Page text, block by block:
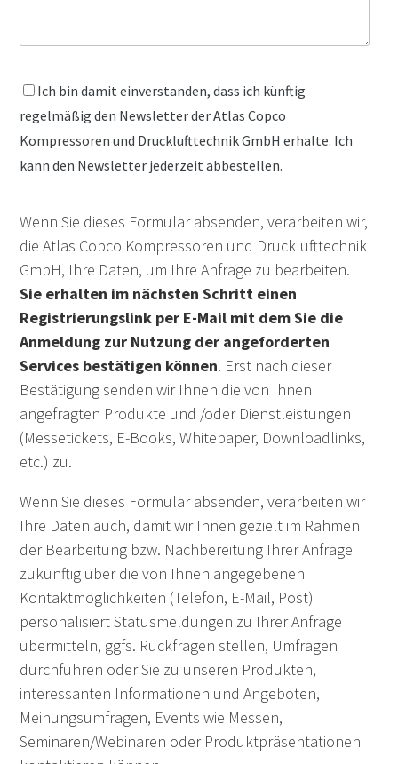
Ich bin damit einverstanden, dass ich künftig
regelmäßig den Newsletter der Atlas Copco
Kompressoren und Drucklufttechnik GmbH erhalte. Ich
kann den Newsletter jederzeit abbestellen.
Wenn Sie dieses Formular absenden, verarbeiten wir,
die Atlas Copco Kompressoren und Drucklufttechnik
GmbH, Ihre Daten, um Ihre Anfrage zu bearbeiten.
Sie erhalten im nächsten Schritt einen
Registrierungslink per E-Mail mit dem Sie die
Anmeldung zur Nutzung der angeforderten
Services bestätigen können. Erst nach dieser
Bestätigung senden wir Ihnen die von Ihnen
angefragten Produkte und /oder Dienstleistungen
(Messetickets, E-Books, Whitepaper, Downloadlinks,
etc.) zu.
Wenn Sie dieses Formular absenden, verarbeiten wir
Ihre Daten auch, damit wir Ihnen gezielt im Rahmen
der Bearbeitung bzw. Nachbereitung Ihrer Anfrage
zukünftig über die von Ihnen angegebenen
Kontaktmöglichkeiten (Telefon, E-Mail, Post)
personalisiert Statusmeldungen zu Ihrer Anfrage
übermitteln, ggfs. Rückfragen stellen, Umfragen
durchführen oder Sie zu unseren Produkten,
interessanten Informationen und Angeboten,
Meinungsumfragen, Events wie Messen,
Seminaren/Webinaren oder Produktpräsentationen